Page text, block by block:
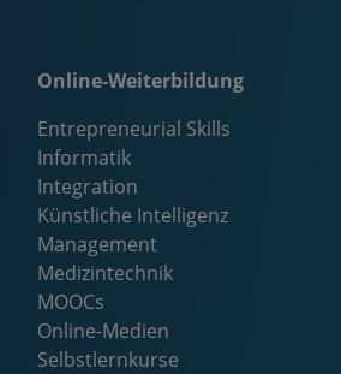
Online-Weiterbildung
Entrepreneurial Skills
Informatik
Integration
Künstliche Intelligenz
Management
Medizintechnik
MOOCs
Online-Medien
Selbstlernkurse